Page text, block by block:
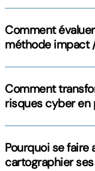
Comment
méthode impact
Comment
risques cyber en
Pourquoi se
cartographier